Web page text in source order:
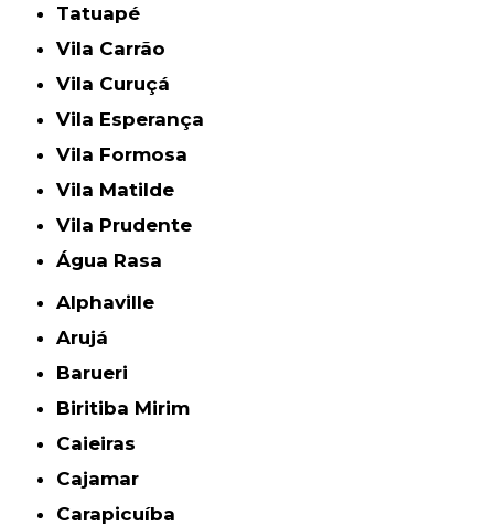
Tatuapé
Vila Carrão
Vila Curuçá
Vila Esperança
Vila Formosa
Vila Matilde
Vila Prudente
Água Rasa
Alphaville
Arujá
Barueri
Biritiba Mirim
Caieiras
Cajamar
Carapicuíba